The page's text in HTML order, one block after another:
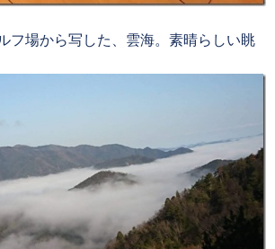
フ場から写した、雲海。素晴らしい眺